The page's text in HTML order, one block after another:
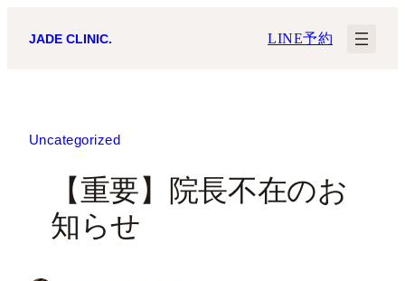
JADE CLINIC. LINE予約
Uncategorized
【重要】院長不在のお
知らせ